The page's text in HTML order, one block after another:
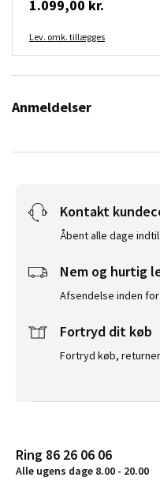
1.099,00 kr.
Lev. omk. tillægges
Anmeldelser
Kontakt
Åbent alle dage indtil
Nem og hurtig
Afsendelse inden
Fortryd dit køb
Fortryd køb,
Ring 86 26 06 06
Alle ugens dage 8.00 - 20.00